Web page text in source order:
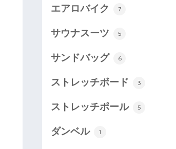
エアロバイク 7
サウナスーツ 5
サンドバッグ 6
ストレッチボード 3
ストレッチポール 5
ダンベル 1